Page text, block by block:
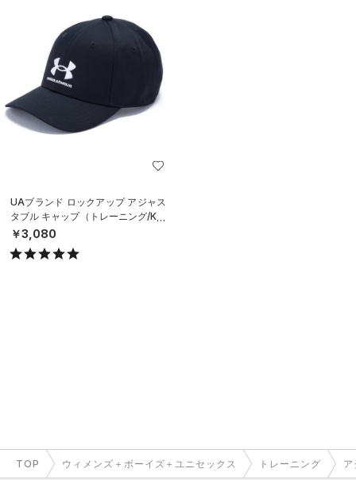
UAブランド ロックアップ アジャス
タブル キャップ（トレーニング/KID
S）
￥3,080
TOP ウィメンズ＋ボーイズ＋ユニセックス トレーニング